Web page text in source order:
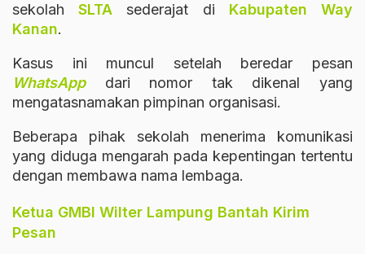
sekolahSLTA sederajat di Kabupaten Way
Kanan.
Kasus ini muncul setelah beredar pesan
WhatsAppdari nomor tak dikenal yang
mengatasnamakan pimpinan organisasi.
Beberapa pihak sekolah menerima komunikasi
yang diduga mengarah pada kepentingan tertentu
dengan membawa nama lembaga.
Ketua GMBI Wilter Lampung Bantah Kirim
Pesan